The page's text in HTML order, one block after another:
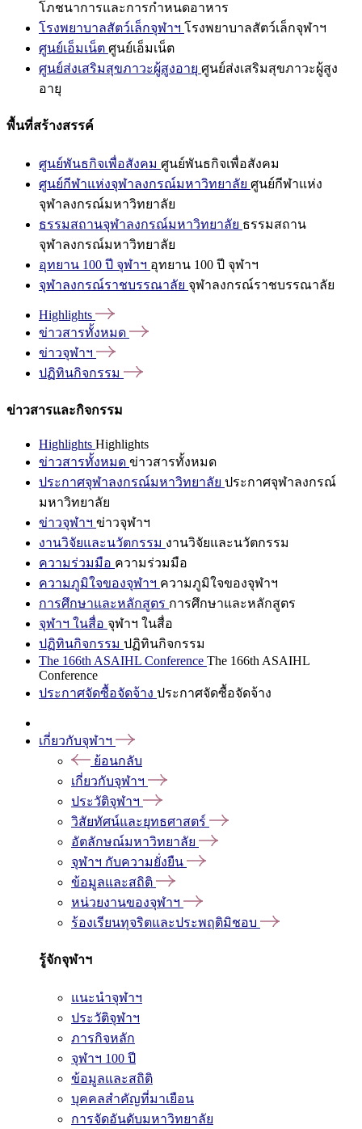
โภชนาการและการกำหนดอาหาร
โรงพยาบาลสัตว์เล็กจุฬาฯ โรงพยาบาลสัตว์เล็กจุฬาฯ
ศูนย์เอ็มเน็ต ศูนย์เอ็มเน็ต
ศูนย์ส่งเสริมสุขภาวะผู้สูงอายุ ศูนย์ส่งเสริมสุขภาวะผู้สูง
อายุ
พื้นที่สร้างสรรค์
ศูนย์พันธกิจเพื่อสังคม ศูนย์พันธกิจเพื่อสังคม
ศูนย์กีฬาแห่งจุฬาลงกรณ์มหาวิทยาลัย ศูนย์กีฬาแห่ง
จุฬาลงกรณ์มหาวิทยาลัย
ธรรมสถานจุฬาลงกรณ์มหาวิทยาลัย ธรรมสถาน
จุฬาลงกรณ์มหาวิทยาลัย
อุทยาน 100 ปี จุฬาฯ อุทยาน 100 ปี จุฬาฯ
จุฬาลงกรณ์ราชบรรณาลัย จุฬาลงกรณ์ราชบรรณาลัย
Highlights
ข่าวสารทั้งหมด
ข่าวจุฬาฯ
ปฏิทินกิจกรรม
ข่าวสารและกิจกรรม
Highlights Highlights
ข่าวสารทั้งหมด ข่าวสารทั้งหมด
ประกาศจุฬาลงกรณ์มหาวิทยาลัย ประกาศจุฬาลงกรณ์
มหาวิทยาลัย
ข่าวจุฬาฯ ข่าวจุฬาฯ
งานวิจัยและนวัตกรรม งานวิจัยและนวัตกรรม
ความร่วมมือ ความร่วมมือ
ความภูมิใจของจุฬาฯ ความภูมิใจของจุฬาฯ
การศึกษาและหลักสูตร การศึกษาและหลักสูตร
จุฬาฯ ในสื่อ จุฬาฯ ในสื่อ
ปฏิทินกิจกรรม ปฏิทินกิจกรรม
The 166th ASAIHL Conference The 166th ASAIHL
Conference
ประกาศจัดซื้อจัดจ้าง ประกาศจัดซื้อจัดจ้าง
เกี่ยวกับจุฬาฯ
ย้อนกลับ
เกี่ยวกับจุฬาฯ
ประวัติจุฬาฯ
วิสัยทัศน์และยุทธศาสตร์
อัตลักษณ์มหาวิทยาลัย
จุฬาฯ กับความยั่งยืน
ข้อมูลและสถิติ
หน่วยงานของจุฬาฯ
ร้องเรียนทุจริตและประพฤติมิชอบ
รู้จักจุฬาฯ
แนะนำจุฬาฯ
ประวัติจุฬาฯ
ภารกิจหลัก
จุฬาฯ 100 ปี
ข้อมูลและสถิติ
บุคคลสำคัญที่มาเยือน
การจัดอันดับมหาวิทยาลัย